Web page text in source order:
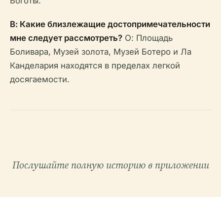
В: Какие близлежащие достопримечательности
мне следует рассмотреть? О: Площадь
Боливара, Музей золота, Музей Ботеро и Ла
Канделария находятся в пределах легкой
досягаемости.
Послушайте полную историю в приложении